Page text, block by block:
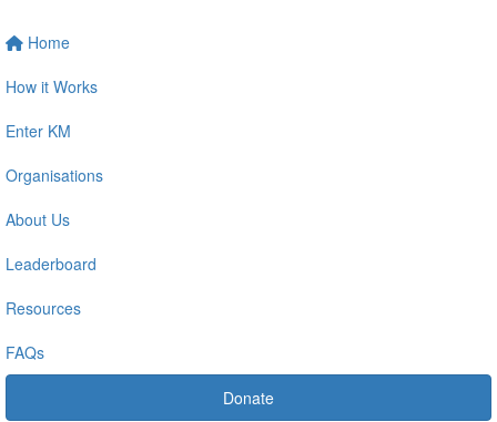
Home
How it Works
Enter KM
Organisations
About Us
Leaderboard
Resources
FAQs
Donate